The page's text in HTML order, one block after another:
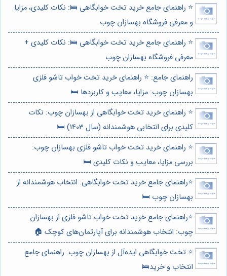
⭐️ راهنمای جامع خرید تخت خوابگاهی 🛌: نکات کلیدی، مزایا
و معرفی فروشگاه بهسازان چوب
⭐️ راهنمای جامع خرید تخت خوابگاهی 🛌: نکات کلیدی +
معرفی فروشگاه بهسازان چوب
راهنمای جامع: ⭐️ راهنمای خرید تخت خواب تاشو فلزی
بهسازان چوب: مزایا، معایب و کاربردها 🛏️
⭐️ راهنمای خرید تخت خوابگاهی از بهسازان چوب: نکات
کلیدی برای انتخابی هوشمندانه (سال 1403) 🛏️
⭐️ راهنمای خرید تخت خواب تاشو فلزی بهسازان چوب:
بررسی مزایا، معایب و نکات کلیدی 🛏️
⭐️راهنمای جامع خرید تخت خوابگاهی: انتخاب هوشمندانه از
بهسازان چوب 🛏️
⭐️راهنمای جامع خرید تخت خواب تاشو فلزی از بهسازان
چوب: انتخاب هوشمندانه برای آپارتمان‌های کوچک 🏠
⭐️ تخت خوابگاهی ایده‌آل از بهسازان چوب: راهنمای جامع
انتخاب و خرید🛌